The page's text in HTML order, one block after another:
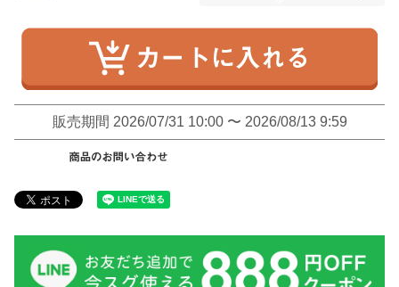
販売期間 2026/07/31 10:00 〜 2026/08/13 9:59